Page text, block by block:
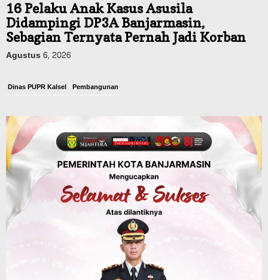
16 Pelaku Anak Kasus Asusila
Didampingi DP3A Banjarmasin,
Sebagian Ternyata Pernah Jadi Korban
Agustus 6, 2026
Dinas PUPR Kalsel Pembangunan
Pemerintah Janji Tingkatkan Fasilitas
Keselamatan Jalan Alternatif
Banjarbaru–Batulicin
Agustus 6, 2026
Dinas Kehutanan Kalsel
Tahura Sultan Adam Sempat Alami
Kebakaran Lahan, Api Berhasil
Dipadamkan, Kadishut Kalsel
Memimpin Langsung Aksi di Lapangan